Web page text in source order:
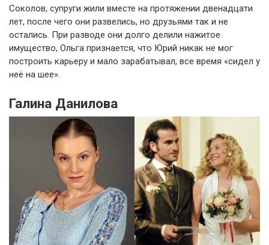
Соколов, супруги жили вместе на протяжении двенадцати
лет, после чего они развелись, но друзьями так и не
остались. При разводе они долго делили нажитое
имущество, Ольга признается, что Юрий никак не мог
построить карьеру и мало зарабатывал, все время «сидел у
неё на шее».
Галина Данилова